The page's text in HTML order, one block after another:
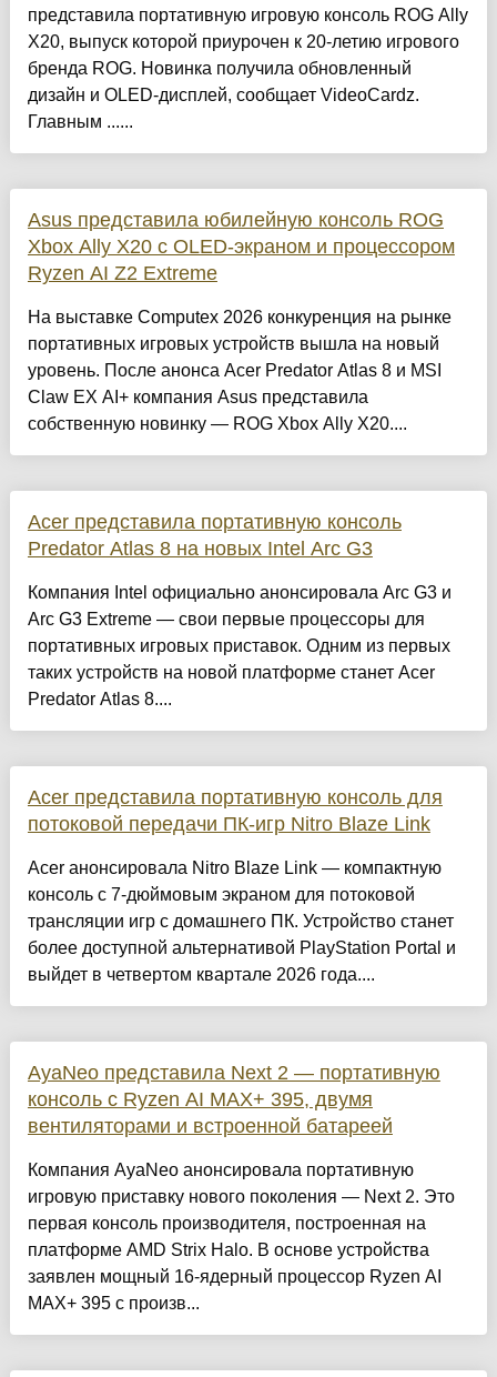
представила портативную игровую консоль ROG Ally
X20, выпуск которой приурочен к 20-летию игрового
бренда ROG. Новинка получила обновленный
дизайн и OLED-дисплей, сообщает VideoCardz.
Главным ......
Asus представила юбилейную консоль ROG
Xbox Ally X20 с OLED-экраном и процессором
Ryzen AI Z2 Extreme
На выставке Computex 2026 конкуренция на рынке
портативных игровых устройств вышла на новый
уровень. После анонса Acer Predator Atlas 8 и MSI
Claw EX AI+ компания Asus представила
собственную новинку — ROG Xbox Ally X20....
Acer представила портативную консоль
Predator Atlas 8 на новых Intel Arc G3
Компания Intel официально анонсировала Arc G3 и
Arc G3 Extreme — свои первые процессоры для
портативных игровых приставок. Одним из первых
таких устройств на новой платформе станет Acer
Predator Atlas 8....
Acer представила портативную консоль для
потоковой передачи ПК-игр Nitro Blaze Link
Acer анонсировала Nitro Blaze Link — компактную
консоль с 7-дюймовым экраном для потоковой
трансляции игр с домашнего ПК. Устройство станет
более доступной альтернативой PlayStation Portal и
выйдет в четвертом квартале 2026 года....
AyaNeo представила Next 2 — портативную
консоль с Ryzen AI MAX+ 395, двумя
вентиляторами и встроенной батареей
Компания AyaNeo анонсировала портативную
игровую приставку нового поколения — Next 2. Это
первая консоль производителя, построенная на
платформе AMD Strix Halo. В основе устройства
заявлен мощный 16-ядерный процессор Ryzen AI
MAX+ 395 с произв...